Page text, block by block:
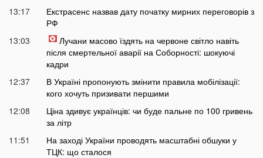
13:17
Екстрасенс назвав дату початку мирних переговорів з
РФ
13:03
Лучани масово їздять на червоне світло навіть
після смертельної аварії на Соборності: шокуючі
кадри
12:37
В Україні пропонують змінити правила мобілізації:
кого хочуть призивати першими
12:08
Ціна здивує українців: чи буде пальне по 100 гривень
за літр
11:51
На заході України проводять масштабні обшуки у
ТЦК: що сталося